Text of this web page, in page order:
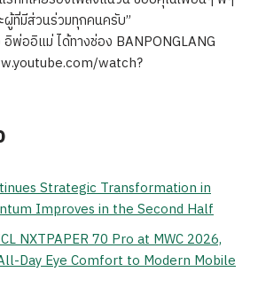
ที่มีส่วนร่วมทุกคนครับ”
พ่ออิแม่ ได้ทางช่อง BANPONGLANG
watch?
Strategic Transformation in
Improves in the Second Half
NXTPAPER 70 Pro at MWC 2026,
Day Eye Comfort to Modern Mobile